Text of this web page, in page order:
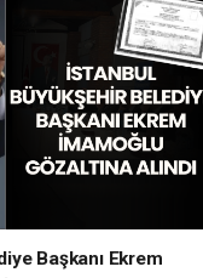
Başkanı Ekrem